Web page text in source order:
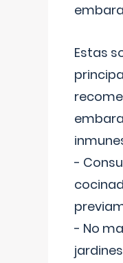
Estas
-
- No